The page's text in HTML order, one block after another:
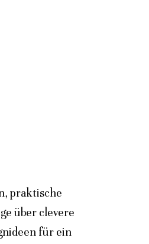
praktische
über clevere
für ein